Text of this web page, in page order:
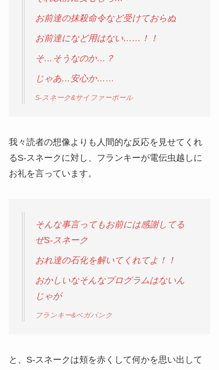
お前達の抹殺命令など受けておらぬ
お前達になど用はない……！！
そ…そうなのか…？
じゃあ…安心か……
S-スネーク&サイファーポール
我々読者の想像よりも人間的な反応を見せてくれ
るS-スネークに対し、フランキーが電伝虫越しに
お礼を言っています。
そんな事言ってもお前には感謝してる
ぜS-スネーク
おれ達の石化を解いてくれてよ！！
おかしいなそんなプログラムはないん
じゃが
フランキー&ベガパンク
と、S-スネークは頬を赤くして何かを思い出して